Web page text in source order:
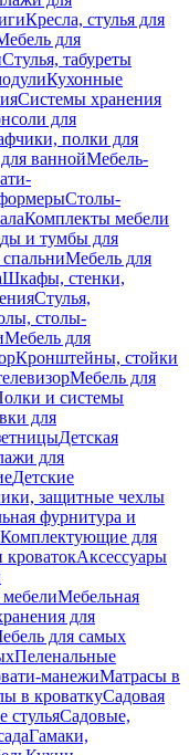
Кресла, стулья для
для
Стулья, табуреты
Кухонные
Системы хранения
для
полки для
ваннойМебель-
Столы-
Комплекты мебели
и тумбы для
Мебель для
Шкафы, стенки,
Стулья,
столы-
Мебель для
Кронштейны, стойки
Мебель для
и системы
для
Детская
для
Детские
защитные чехлы
фурнитура и
Комплектующие для
Аксессуары
Мебельная
для
для самых
Пеленальные
манежиМатрасы в
в кроваткуСадовая
стульяСадовые,
Гамаки,